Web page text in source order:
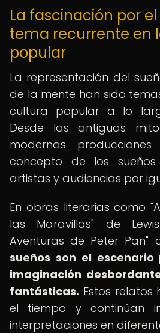
La fascinación por el
tema recurrente en
popular
La representación del
de la mente han sido
cultura popular a lo
Desde las antiguas
modernas producciones
concepto de los
artistas y audiencias por
En obras literarias como
las Maravillas" de
Aventuras de Peter Pan"
sueños son el
imaginación
fantásticas. Estos
el tiempo y continúan
interpretaciones en